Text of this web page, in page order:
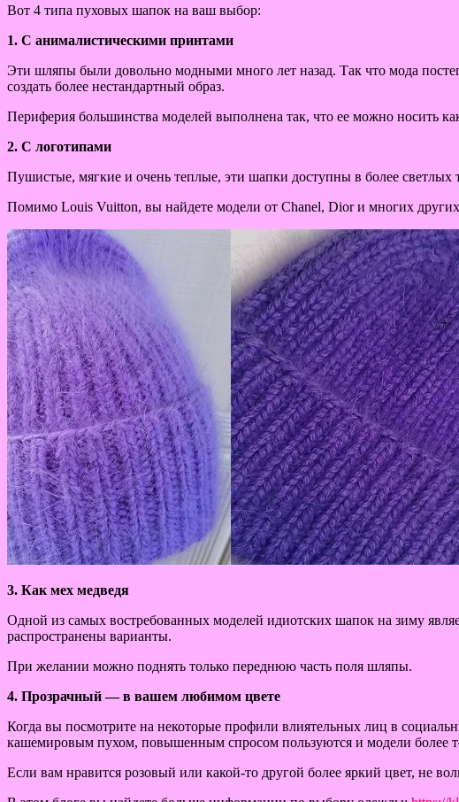
Вот 4 типа пуховых шапок на ваш выбор:
1. С анималистическими принтами
Эти шляпы были довольно модными много лет назад. Так что мода
создать более нестандартный образ.
Периферия большинства моделей выполнена так, что ее можно носить
2. С логотипами
Пушистые, мягкие и очень теплые, эти шапки доступны в более
Помимо Louis Vuitton, вы найдете модели от Chanel, Dior и многих
3. Как мех медведя
Одной из самых востребованных моделей идиотских шапок на зиму
распространены варианты.
При желании можно поднять только переднюю часть поля шляпы.
4. Прозрачный — в вашем любимом цвете
Когда вы посмотрите на некоторые профили влиятельных лиц в
кашемировым пухом, повышенным спросом пользуются и модели более
Если вам нравится розовый или какой-то другой более яркий цвет, не